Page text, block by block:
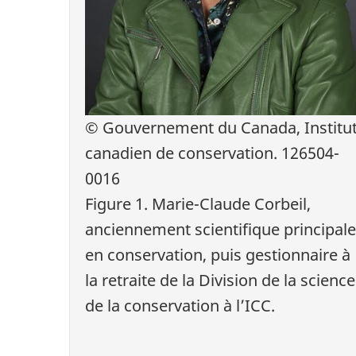
© Gouvernement du Canada,
canadien de conservation. 126504-
0016
Figure 1. Marie-Claude Corbeil,
anciennement scientifique principale
en conservation, puis gestionnaire à
la retraite de la Division de la science
de la conservation à l’ICC.